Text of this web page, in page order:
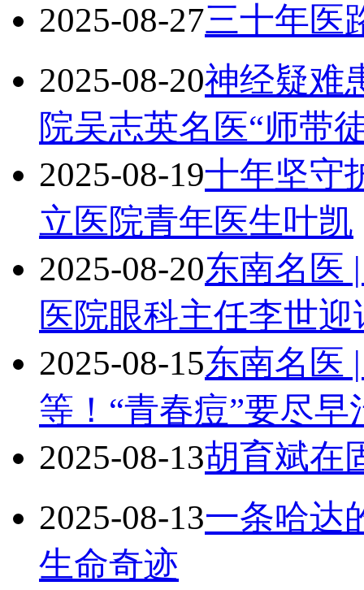
2025-08-27三十年医
2025-08-20神经疑难
院吴志英名医“师带
2025-08-19十年坚守
立医院青年医生叶凯
2025-08-20东南名医
医院眼科主任李世
2025-08-15东南名医
等！“青春痘”要尽早
2025-08-13胡育斌在
2025-08-13一条哈达
生命奇迹